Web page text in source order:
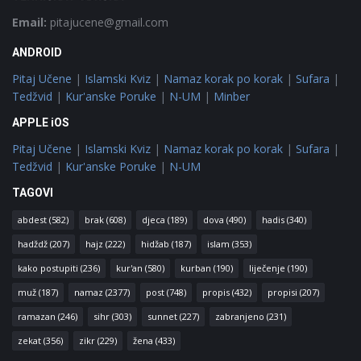
Email: pitajucene@gmail.com
ANDROID
Pitaj Učene | Islamski Kviz | Namaz korak po korak | Sufara |
Tedžvid | Kur'anske Poruke | N-UM | Minber
APPLE iOS
Pitaj Učene | Islamski Kviz | Namaz korak po korak | Sufara |
Tedžvid | Kur'anske Poruke | N-UM
TAGOVI
abdest (582) brak (608) djeca (189) dova (490) hadis (340)
hadždž (207) hajz (222) hidžab (187) islam (353)
kako postupiti (236) kur'an (580) kurban (190) liječenje (190)
muž (187) namaz (2377) post (748) propis (432) propisi (207)
ramazan (246) sihr (303) sunnet (227) zabranjeno (231)
zekat (356) zikr (229) žena (433)